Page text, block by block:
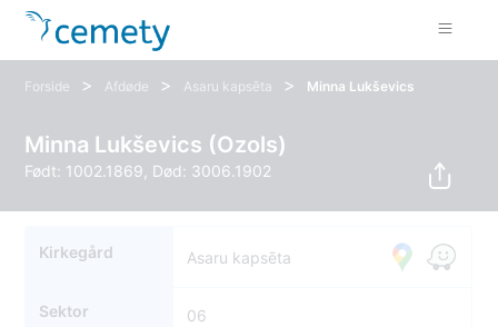
Forside > Afdøde > Asaru kapsēta > Minna Lukševics
Minna Lukševics (Ozols)
Født: 1002.1869, Død: 3006.1902
Kirkegård Asaru kapsēta
Sektor 06